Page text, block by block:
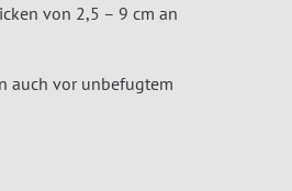
von 2,5 – 9 cm an
auch vor unbefugtem